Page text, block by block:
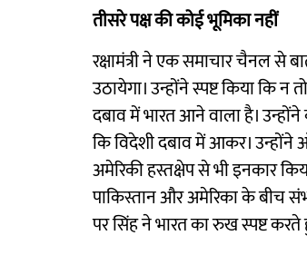
तीसरे पक्ष की कोई भूमिका नहीं
रक्षामंत्री ने एक समाचार चैनल से
उठायेगा। उन्होंने स्पष्ट किया कि
दबाव में भारत आने वाला है।
कि विदेशी दबाव में आकर। उन्होंने
अमेरिकी हस्तक्षेप से भी इनकार
पाकिस्तान और अमेरिका के बीच
पर सिंह ने भारत का रुख स्पष्ट करते